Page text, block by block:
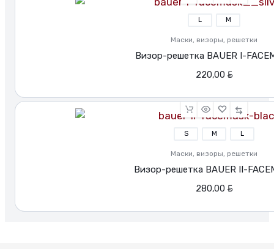
L M
Маски, визоры, решетки
Визор-решетка BAUER I-
220,00 BYN
S M L
Маски, визоры, решетки
Визор-решетка BAUER II-
280,00 BYN